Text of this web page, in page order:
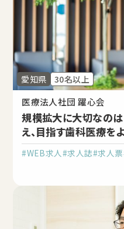
愛知県 30名以上
医療法人社団 躍心会
規模拡大に大切なのは
え、目指す歯科医療を
#WEB求人 #求人誌#求人票